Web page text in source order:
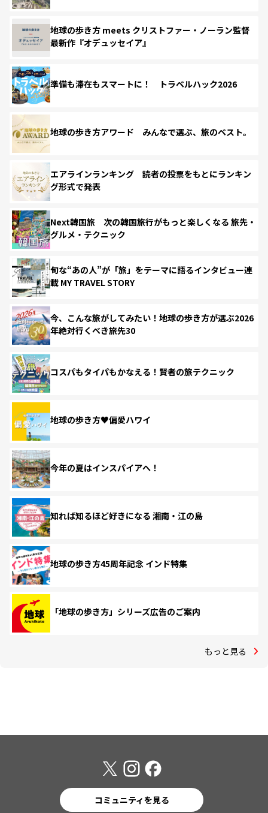
地球の歩き方 meets クリストファー・ノーラン監督
最新作『オデュッセイア』
準備も滞在もスマートに！ トラベルハック2026
地球の歩き方アワード みんなで選ぶ、旅のベスト。
エアラインランキング 読者の投票をもとにランキン
グ形式で発表
Next韓国旅 次の韓国旅行がもっと楽しくなる 旅先・
グルメ・テクニック
旬な“あの人”が「旅」をテーマに語るインタビュー連
載 MY TRAVEL STORY
今、こんな旅がしてみたい！地球の歩き方が選ぶ2026
年絶対行くべき旅先30
コスパもタイパもかなえる！賢者の旅テクニック
地球の歩き方♥偏愛ハワイ
今年の夏はインスパイアへ！
知れば知るほど好きになる 湘南・江の島
地球の歩き方45周年記念 インド特集
「地球の歩き方」シリーズ広告のご案内
もっと見る
コミュニティを見る